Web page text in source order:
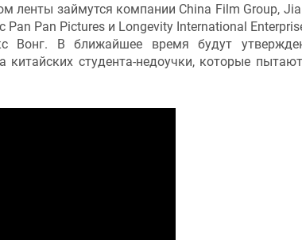
ленты займутся компании China Film Group,
Pan Pan Pictures и Longevity International
Вонг. В ближайшее время будут
студента-недоучки, которые